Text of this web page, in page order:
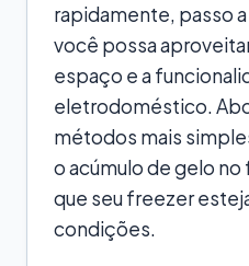
rapidamente, passo
você possa
espaço e a
eletrodoméstico.
métodos mais
o acúmulo de gelo
que seu freezer
condições.